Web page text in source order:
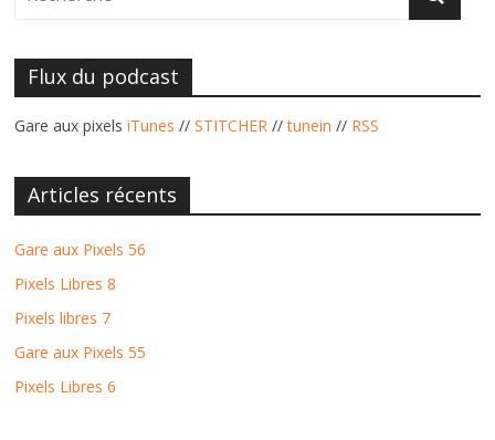
Flux du podcast
Gare aux pixelsiTunes //STITCHER //tunein // RSS
Articles récents
Gare aux Pixels 56
Pixels Libres 8
Pixels libres 7
Gare aux Pixels 55
Pixels Libres 6